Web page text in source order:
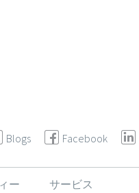
Blogs Facebook
ー サービス